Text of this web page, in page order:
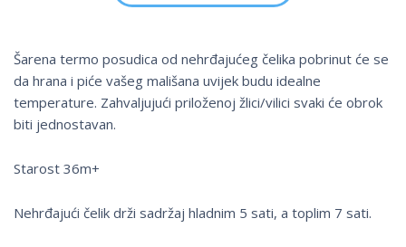
Šarena termo posudica od nehrđajućeg čelika pobrinut će se
da hrana i piće vašeg mališana uvijek budu idealne
temperature. Zahvaljujući priloženoj žlici/vilici svaki će obrok
biti jednostavan.
Starost 36m+
Nehrđajući čelik drži sadržaj hladnim 5 sati, a toplim 7 sati.